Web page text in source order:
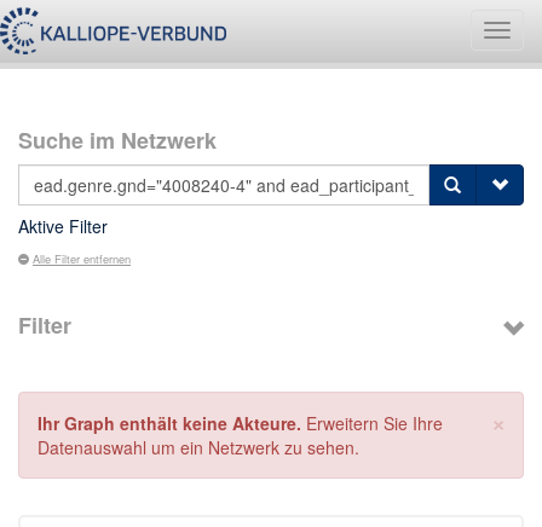
Suche im Netzwerk
Aktive Filter
Alle Filter entfernen
Filter
×
Ihr Graph enthält keine Akteure. Erweitern Sie Ihre
Datenauswahl um ein Netzwerk zu sehen.